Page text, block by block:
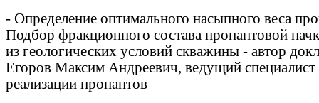
- Определение оптимального насыпного веса
Подбор фракционного состава пропантовой
из геологических условий скважины - автор
Егоров Максим Андреевич, ведущий специалист
реализации пропантов